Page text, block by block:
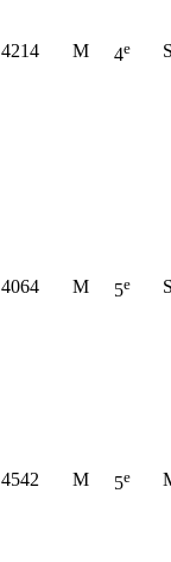
4214 M 4e
4064 M 5e
4542 M 5e